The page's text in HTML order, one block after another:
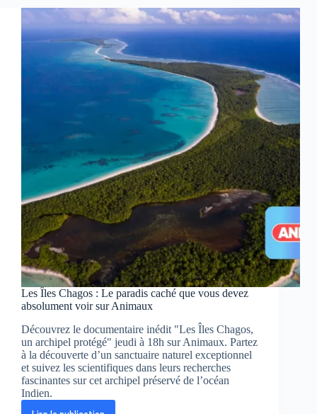
:
une
immersion
dans
le
sur
Seasons
Les Îles Chagos : Le paradis caché que vous devez
absolument voir sur Animaux
Découvrez le documentaire inédit "Les Îles Chagos,
un archipel protégé" jeudi à 18h sur Animaux. Partez
à la découverte d’un sanctuaire naturel exceptionnel
et suivez les scientifiques dans leurs recherches
fascinantes sur cet archipel préservé de l’océan
Indien.